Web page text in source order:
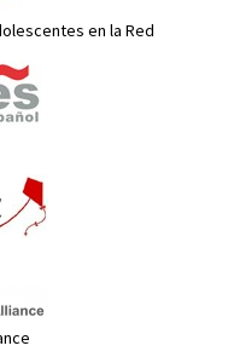
en la Red